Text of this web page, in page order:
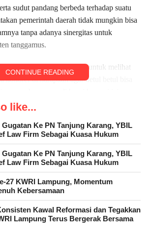
sudut pandang berbeda terhadap suatu
pemerintah daerah tidak mungkin bisa
tanpa adanya sinergitas untuk
tanggamus.
kedisiplinan para pegawai untuk melihat
honorer di harapkan agar betul betul bisa
OPD, pegawai kecamatan, sekolahan
Bila tidak bisa bekerja dan disiplin
atau kita keluarkan, dan kita akan salurkan
pemkab Tanggamus, untuk itu kita
dan kinerja yang baik
20 kecamatan harus laporkan dimana aja
komitmen, dan mohon maaf untuk
yang tinggal di Bandarlampung, Insya
CONTINUE READING
like...
Ke PN Tanjung Karang, YBIL
Law Firm Sebagai Kuasa Hukum
Ke PN Tanjung Karang, YBIL
Law Firm Sebagai Kuasa Hukum
27 KWRI Lampung, Momentum
Kebersamaan
Kawal Reformasi dan Tegakkan
Lampung Terus Bergerak Bersama